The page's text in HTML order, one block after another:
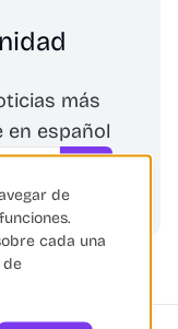
más
en español
de
cada una
de